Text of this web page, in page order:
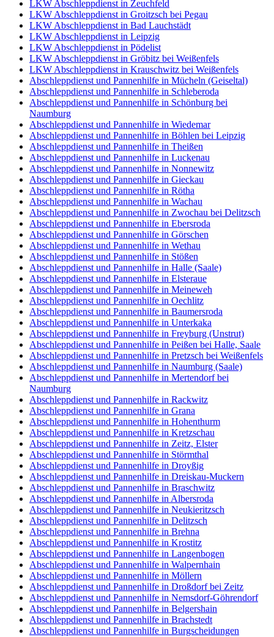
LKW Abschleppdienst in Zeuchfeld
LKW Abschleppdienst in Groitzsch bei Pegau
LKW Abschleppdienst in Bad Lauchstädt
LKW Abschleppdienst in Leipzig
LKW Abschleppdienst in Pödelist
LKW Abschleppdienst in Gröbitz bei Weißenfels
LKW Abschleppdienst in Krauschwitz bei Weißenfels
Abschleppdienst und Pannenhilfe in Mücheln (Geiseltal)
Abschleppdienst und Pannenhilfe in Schleberoda
Abschleppdienst und Pannenhilfe in Schönburg bei
Naumburg
Abschleppdienst und Pannenhilfe in Wiedemar
Abschleppdienst und Pannenhilfe in Böhlen bei Leipzig
Abschleppdienst und Pannenhilfe in Theißen
Abschleppdienst und Pannenhilfe in Luckenau
Abschleppdienst und Pannenhilfe in Nonnewitz
Abschleppdienst und Pannenhilfe in Gieckau
Abschleppdienst und Pannenhilfe in Rötha
Abschleppdienst und Pannenhilfe in Wachau
Abschleppdienst und Pannenhilfe in Zwochau bei Delitzsch
Abschleppdienst und Pannenhilfe in Ebersroda
Abschleppdienst und Pannenhilfe in Görschen
Abschleppdienst und Pannenhilfe in Wethau
Abschleppdienst und Pannenhilfe in Stößen
Abschleppdienst und Pannenhilfe in Halle (Saale)
Abschleppdienst und Pannenhilfe in Elsteraue
Abschleppdienst und Pannenhilfe in Meineweh
Abschleppdienst und Pannenhilfe in Oechlitz
Abschleppdienst und Pannenhilfe in Baumersroda
Abschleppdienst und Pannenhilfe in Unterkaka
Abschleppdienst und Pannenhilfe in Freyburg (Unstrut)
Abschleppdienst und Pannenhilfe in Peißen bei Halle, Saale
Abschleppdienst und Pannenhilfe in Pretzsch bei Weißenfels
Abschleppdienst und Pannenhilfe in Naumburg (Saale)
Abschleppdienst und Pannenhilfe in Mertendorf bei
Naumburg
Abschleppdienst und Pannenhilfe in Rackwitz
Abschleppdienst und Pannenhilfe in Grana
Abschleppdienst und Pannenhilfe in Hohenthurm
Abschleppdienst und Pannenhilfe in Kretzschau
Abschleppdienst und Pannenhilfe in Zeitz, Elster
Abschleppdienst und Pannenhilfe in Störmthal
Abschleppdienst und Pannenhilfe in Droyßig
Abschleppdienst und Pannenhilfe in Dreiskau-Muckern
Abschleppdienst und Pannenhilfe in Braschwitz
Abschleppdienst und Pannenhilfe in Albersroda
Abschleppdienst und Pannenhilfe in Neukieritzsch
Abschleppdienst und Pannenhilfe in Delitzsch
Abschleppdienst und Pannenhilfe in Brehna
Abschleppdienst und Pannenhilfe in Krostitz
Abschleppdienst und Pannenhilfe in Langenbogen
Abschleppdienst und Pannenhilfe in Walpernhain
Abschleppdienst und Pannenhilfe in Möllern
Abschleppdienst und Pannenhilfe in Droßdorf bei Zeitz
Abschleppdienst und Pannenhilfe in Nemsdorf-Göhrendorf
Abschleppdienst und Pannenhilfe in Belgershain
Abschleppdienst und Pannenhilfe in Brachstedt
Abschleppdienst und Pannenhilfe in Burgscheidungen